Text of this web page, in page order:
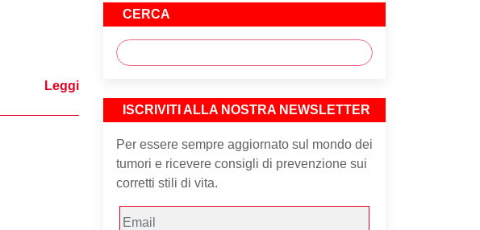
Leggi
CERCA
ISCRIVITI ALLA NOSTRA NEWSLETTER
Per essere sempre aggiornato sul mondo dei
tumori e ricevere consigli di prevenzione sui
corretti stili di vita.